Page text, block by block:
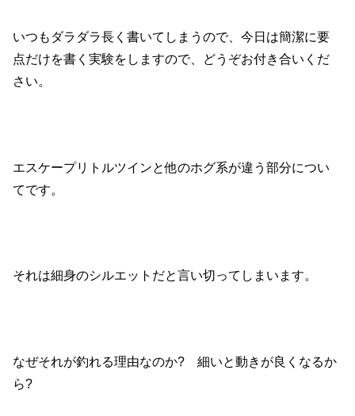
いつもダラダラ長く書いてしまうので、今日は簡潔に要
点だけを書く実験をしますので、どうぞお付き合いくだ
さい。
エスケープリトルツインと他のホグ系が違う部分につい
てです。
それは細身のシルエットだと言い切ってしまいます。
なぜそれが釣れる理由なのか? 細いと動きが良くなるか
ら?